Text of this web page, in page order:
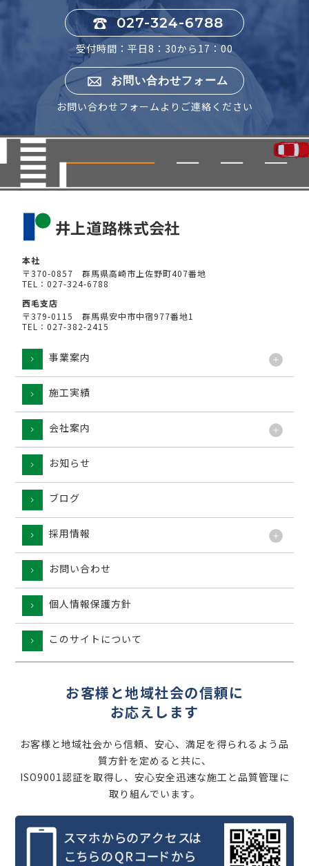
027-324-6788
受付時間：平日8：30から17：00
お問い合わせフォーム
お問い合わせフォームよりご連絡ください
本社
〒370-0857 群馬県高崎市上佐野町407番地
TEL：027-324-6788
西毛支店
〒379-0115 群馬県安中市中宿977番地1
TEL：027-382-2415
事業案内
施工実績
会社案内
お知らせ
ブログ
採用情報
お問い合わせ
個人情報保護方針
このサイトについて
お客様と地域社会の信頼に
お応えします
お客様と地域社会から信頼、安心、満足を得られるよう品
質方針を定めると共に、
ISO9001認証を取得し、安心安全迅速な施工と品質管理に
取り組んでいます。